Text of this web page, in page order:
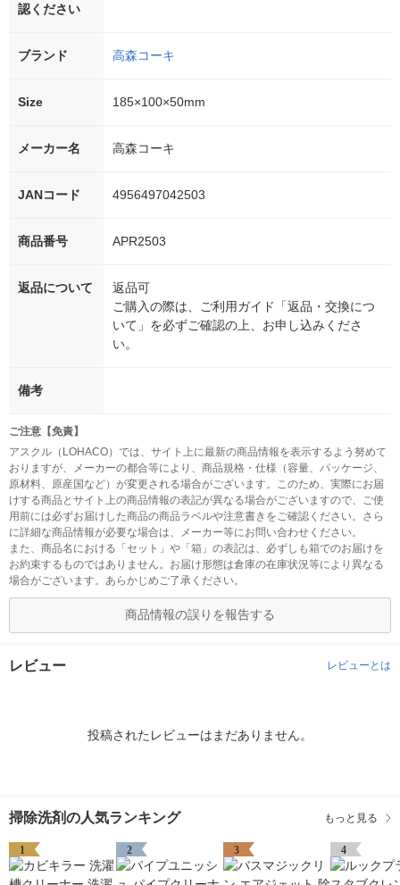
認ください
ブランド 高森コーキ
Size 185×100×50mm
メーカー名 高森コーキ
JANコード 4956497042503
商品番号 APR2503
返品について
返品可
ご購入の際は、ご利用ガイド「返品・交換につ
いて」を必ずご確認の上、お申し込みくださ
い。
備考
ご注意【免責】
アスクル（LOHACO）では、サイト上に最新の商品情報を表示するよう努めて
おりますが、メーカーの都合等により、商品規格・仕様（容量、パッケージ、
原材料、原産国など）が変更される場合がございます。このため、実際にお届
けする商品とサイト上の商品情報の表記が異なる場合がございますので、ご使
用前には必ずお届けした商品の商品ラベルや注意書きをご確認ください。さら
に詳細な商品情報が必要な場合は、メーカー等にお問い合わせください。
また、商品名における「セット」や「箱」の表記は、必ずしも箱でのお届けを
お約束するものではありません。お届け形態は倉庫の在庫状況等により異なる
場合がございます。あらかじめご了承ください。
商品情報の誤りを報告する
レビュー レビューとは
投稿されたレビューはまだありません。
掃除洗剤の人気ランキング もっと見る
1 2 3 4